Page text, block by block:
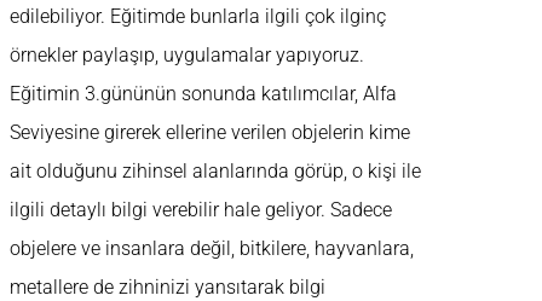
edilebiliyor. Eğitimde bunlarla ilgili çok ilginç
örnekler paylaşıp, uygulamalar yapıyoruz.
Eğitimin 3.gününün sonunda katılımcılar, Alfa
Seviyesine girerek ellerine verilen objelerin kime
ait olduğunu zihinsel alanlarında görüp, o kişi ile
ilgili detaylı bilgi verebilir hale geliyor. Sadece
objelere ve insanlara değil, bitkilere, hayvanlara,
metallere de zihninizi yansıtarak bilgi